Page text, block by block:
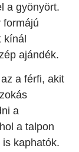
a gyönyört.
formájú
kínál
ajándék.
a férfi, akit
a
a talpon
kaphatók.